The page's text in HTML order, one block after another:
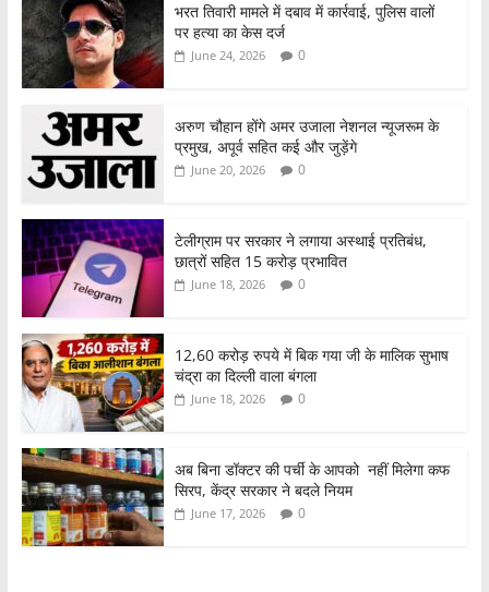
भरत तिवारी मामले में दबाव में कार्रवाई, पुलिस वालों
पर हत्या का केस दर्ज
June 24, 2026 0
अरुण चौहान होंगे अमर उजाला नेशनल न्यूजरूम के
प्रमुख, अपूर्व सहित कई और जुड़ेंगे
June 20, 2026 0
टेलीग्राम पर सरकार ने लगाया अस्थाई प्रतिबंध,
छात्रों सहित 15 करोड़ प्रभावित
June 18, 2026 0
12,60 करोड़ रुपये में बिक गया जी के मालिक सुभाष
चंद्रा का दिल्ली वाला बंगला
June 18, 2026 0
अब बिना डॉक्टर की पर्ची के आपको नहीं मिलेगा कफ
सिरप, केंद्र सरकार ने बदले नियम
June 17, 2026 0